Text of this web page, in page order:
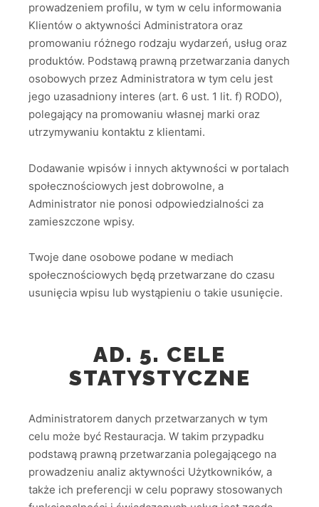
prowadzeniem profilu, w tym w celu informowania
Klientów o aktywności Administratora oraz
promowaniu różnego rodzaju wydarzeń, usług oraz
produktów. Podstawą prawną przetwarzania danych
osobowych przez Administratora w tym celu jest
jego uzasadniony interes (art. 6 ust. 1 lit. f) RODO),
polegający na promowaniu własnej marki oraz
utrzymywaniu kontaktu z klientami.
Dodawanie wpisów i innych aktywności w portalach
społecznościowych jest dobrowolne, a
Administrator nie ponosi odpowiedzialności za
zamieszczone wpisy.
Twoje dane osobowe podane w mediach
społecznościowych będą przetwarzane do czasu
usunięcia wpisu lub wystąpieniu o takie usunięcie.
AD. 5. CELE
STATYSTYCZNE
Administratorem danych przetwarzanych w tym
celu może być Restauracja. W takim przypadku
podstawą prawną przetwarzania polegającego na
prowadzeniu analiz aktywności Użytkowników, a
także ich preferencji w celu poprawy stosowanych